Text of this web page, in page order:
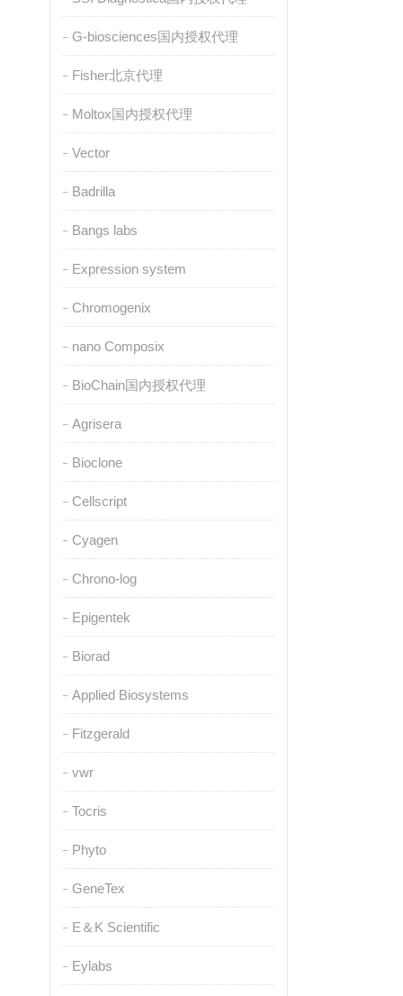
G-biosciences国内授权代理
Fisher北京代理
Moltox国内授权代理
Vector
Badrilla
Bangs labs
Expression system
Chromogenix
nano Composix
BioChain国内授权代理
Agrisera
Bioclone
Cellscript
Cyagen
Chrono-log
Epigentek
Biorad
Applied Biosystems
Fitzgerald
vwr
Tocris
Phyto
GeneTex
E＆K Scientific
Eylabs